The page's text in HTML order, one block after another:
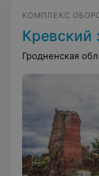
КОМПЛЕКС
Кревский
Гродненская